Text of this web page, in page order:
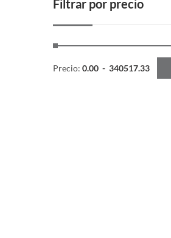
Filtrar por precio
Precio: 0.00 - 340517.33